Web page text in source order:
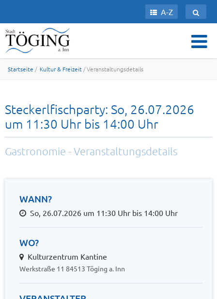
A-Z
Startseite / Kultur & Freizeit / Veranstaltungsdetails
Steckerlfischparty: So, 26.07.2026
um 11:30 Uhr bis 14:00 Uhr
Gastronomie - Veranstaltungsdetails
WANN?
So, 26.07.2026 um 11:30 Uhr bis 14:00 Uhr
WO?
Kulturzentrum Kantine
Werkstraße 11 84513 Töging a. Inn